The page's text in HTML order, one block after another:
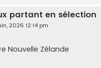
partant en sélection
2026 12:14 pm
Nouvelle Zélande